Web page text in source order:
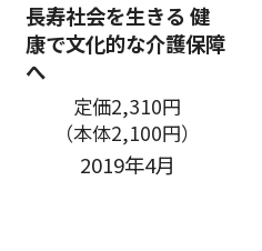
長寿社会を生きる 健
康で文化的な介護保障
へ
定価2,310円
（本体2,100円）
2019年4月